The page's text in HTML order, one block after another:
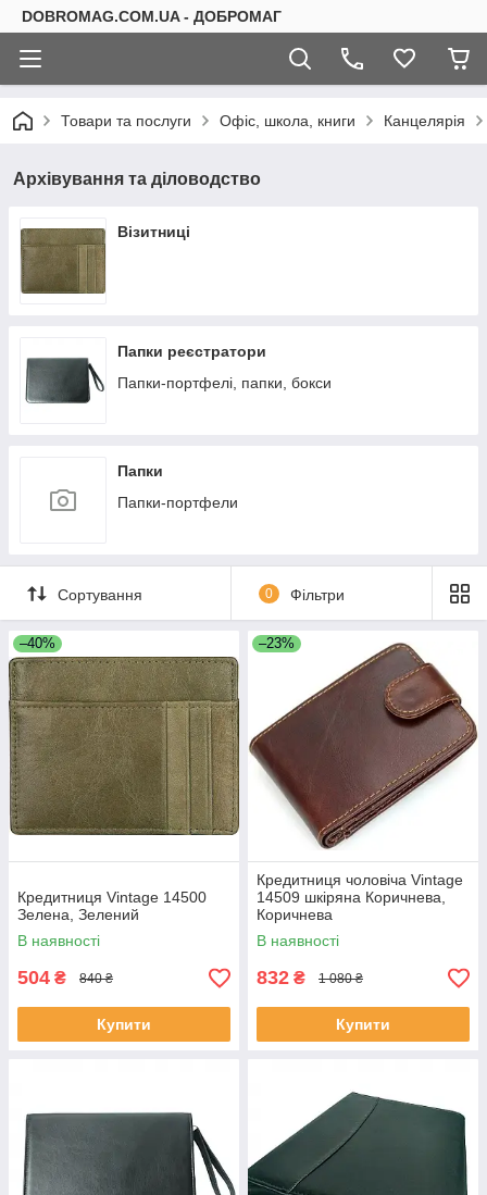
DOBROMAG.COM.UA - ДОБРОМАГ
Товари та послуги Офіс, школа, книги Канцелярія
Архівування та діловодство
Візитниці
Папки реєстратори
Папки-портфелі, папки, бокси
Папки
Папки-портфели
Сортування 0 Фільтри
–40%
Кредитниця Vintage 14500
Зелена, Зелений
В наявності
504 ₴ 840 ₴
Купити
–23%
Кредитниця чоловіча Vintage
14509 шкіряна Коричнева,
Коричнева
В наявності
832 ₴ 1 080 ₴
Купити